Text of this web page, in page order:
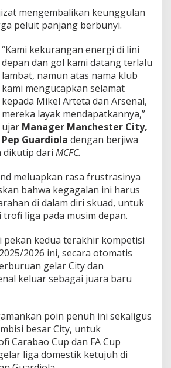
mengembalikan keunggulan
peluit panjang berbunyi.
“Kami kekurangan energi di lini
depan dan gol kami datang terlalu
lambat, namun atas nama klub
kami mengucapkan selamat
kepada Mikel Arteta dan Arsenal,
mereka layak mendapatkannya,”
ujar Manager Manchester City,
Pep Guardiola dengan berjiwa
dikutip dari MCFC.
meluapkan rasa frustrasinya
bahwa kegagalan ini harus
di dalam diri skuad, untuk
liga pada musim depan.
pekan kedua terakhir kompetisi
2026 ini, secara otomatis
gelar City dan
keluar sebagai juara baru
poin penuh ini sekaligus
besar City, untuk
Carabao Cup dan FA Cup
liga domestik ketujuh di